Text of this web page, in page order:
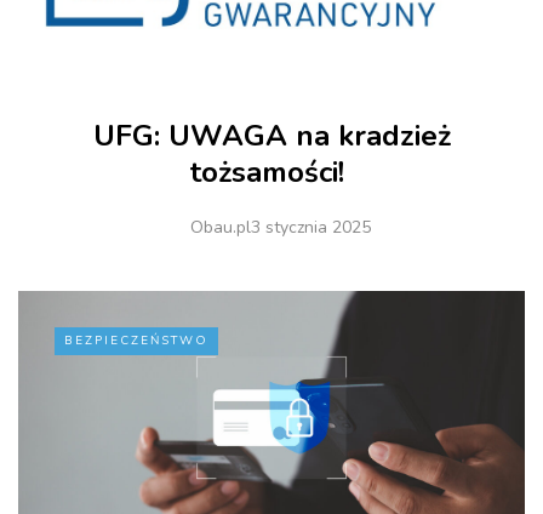
UFG: UWAGA na kradzież
tożsamości!
Obau.pl3 stycznia 2025
BEZPIECZEŃSTWO